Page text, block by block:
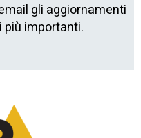
gli aggiornamenti
importanti.